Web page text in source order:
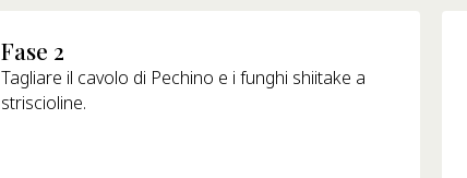
Fase 2
Tagliare il cavolo di Pechino e i funghi shiitake a
striscioline.